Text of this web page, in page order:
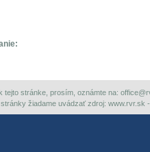
tejto stránke, prosím, oznámte na:
žiadame uvádzať zdroj: www.rvr.sk